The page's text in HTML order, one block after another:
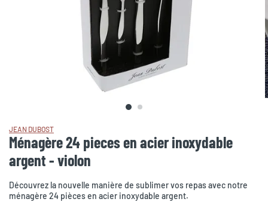
JEAN DUBOST
Ménagère 24 pieces en acier inoxydable
argent - violon
Découvrez la nouvelle manière de sublimer vos repas avec notre
ménagère 24 pièces en acier inoxydable argent.